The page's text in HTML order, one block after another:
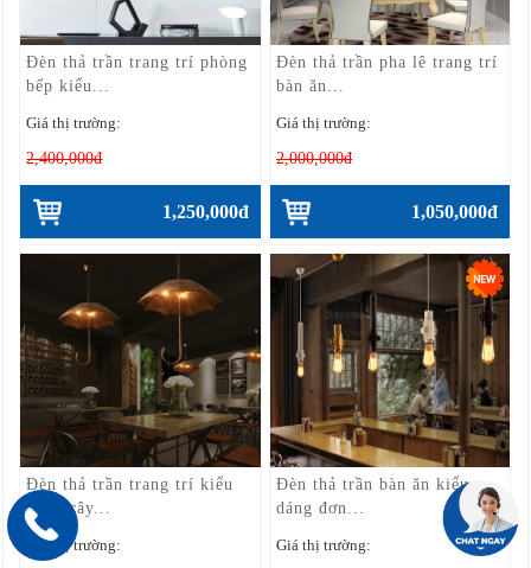
Đèn thả trần trang trí phòng
bếp kiểu...
Giá thị trường:
2,400,000đ
1,250,000đ
Đèn thả trần pha lê trang trí
bàn ăn...
Giá thị trường:
2,000,000đ
1,050,000đ
Đèn thả trần trang trí kiểu
dáng cây...
Giá thị trường:
Đèn thả trần bàn ăn kiểu
dáng đơn...
Giá thị trường: